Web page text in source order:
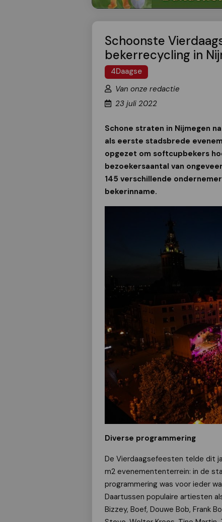
Schoonste
bekerrecycling in
4Daagse
Van onze redactie
23 juli 2022
Schone straten in Nijmegen
als eerste stadsbrede
opgezet om softcupbekers
bezoekersaantal van
145 verschillende
bekerinname.
Diverse programmering
De Vierdaagsefeesten telde dit
m2 evenemententerrein: in de
programmering was voor ieder
Daartussen populaire artiesten
Bizzey, Boef, Douwe Bob, Frank